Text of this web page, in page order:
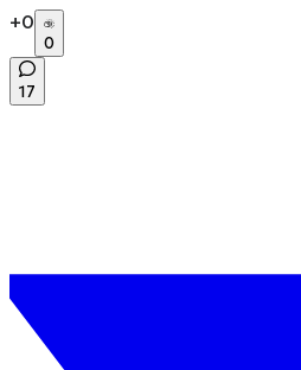
+0
0
17